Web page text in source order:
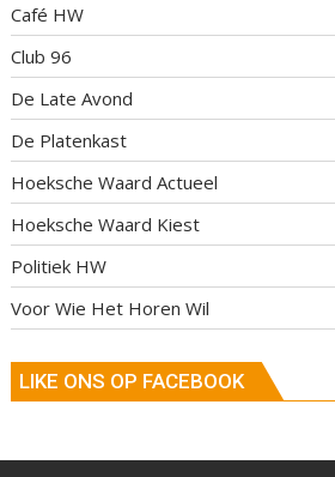
Café HW
Club 96
De Late Avond
De Platenkast
Hoeksche Waard Actueel
Hoeksche Waard Kiest
Politiek HW
Voor Wie Het Horen Wil
LIKE ONS OP FACEBOOK